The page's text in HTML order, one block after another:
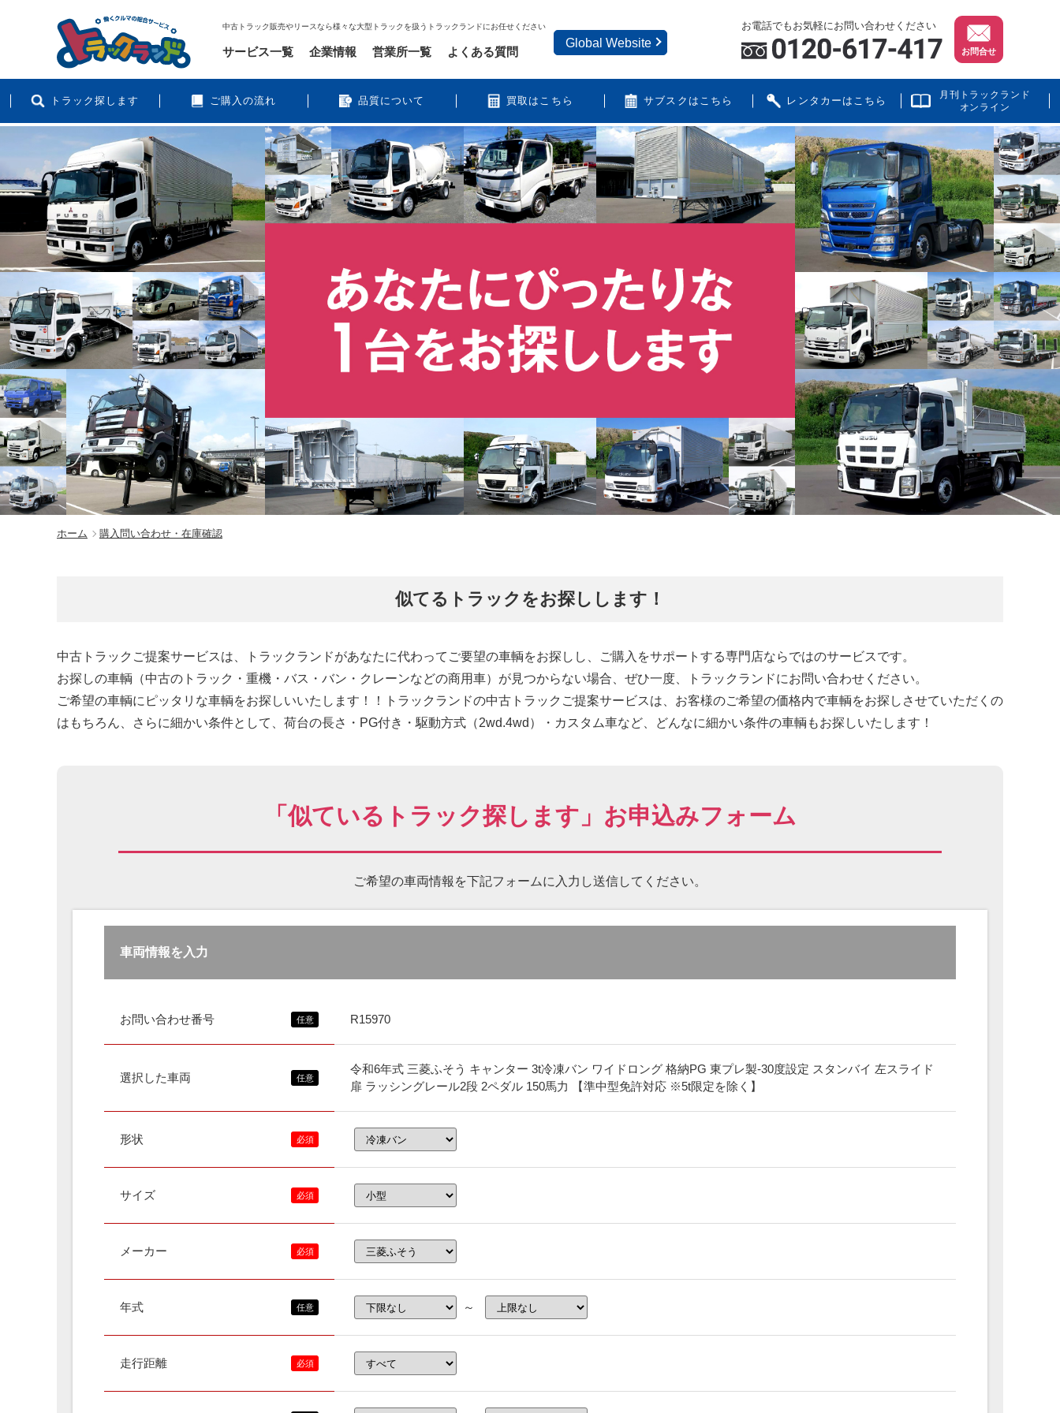
中古トラック販売やリースなら様々な大型トラックを扱うトラックランドにお任せください お電話でもお気軽にお問い合わせください
お問合せ
トラック探します ご購入の流れ 品質について 買取はこちら サブスクはこちら レンタカーはこちら
月刊トラックランド
オンライン
サービス一覧 企業情報 営業所一覧 よくある質問
Global Website
ホーム 購入問い合わせ・在庫確認
似てるトラックをお探しします！
中古トラックご提案サービスは、トラックランドがあなたに代わってご要望の車輌をお探しし、ご購入をサポートする専門店ならではのサービスです。
お探しの車輌（中古のトラック・重機・バス・バン・クレーンなどの商用車）が見つからない場合、ぜひ一度、トラックランドにお問い合わせください。
ご希望の車輌にピッタリな車輌をお探しいいたします！！トラックランドの中古トラックご提案サービスは、お客様のご希望の価格内で車輌をお探しさせていただくの
はもちろん、さらに細かい条件として、荷台の長さ・PG付き・駆動方式（2wd.4wd）・カスタム車など、どんなに細かい条件の車輌もお探しいたします！
「似ているトラック探します」お申込みフォーム
ご希望の車両情報を下記フォームに 入力し送信してください。
車両情報を入力
お問い合わせ番号 R15970
選択した車両
令和6年式 三菱ふそう キャンター 3t冷凍バン ワイドロング 格納PG 東プレ製-30度設定 スタンバイ 左スライド
扉 ラッシングレール2段 2ペダル 150馬力 【準中型免許対応 ※5t限定を除く】
形状
サイズ
メーカー
年式 ～
走行距離